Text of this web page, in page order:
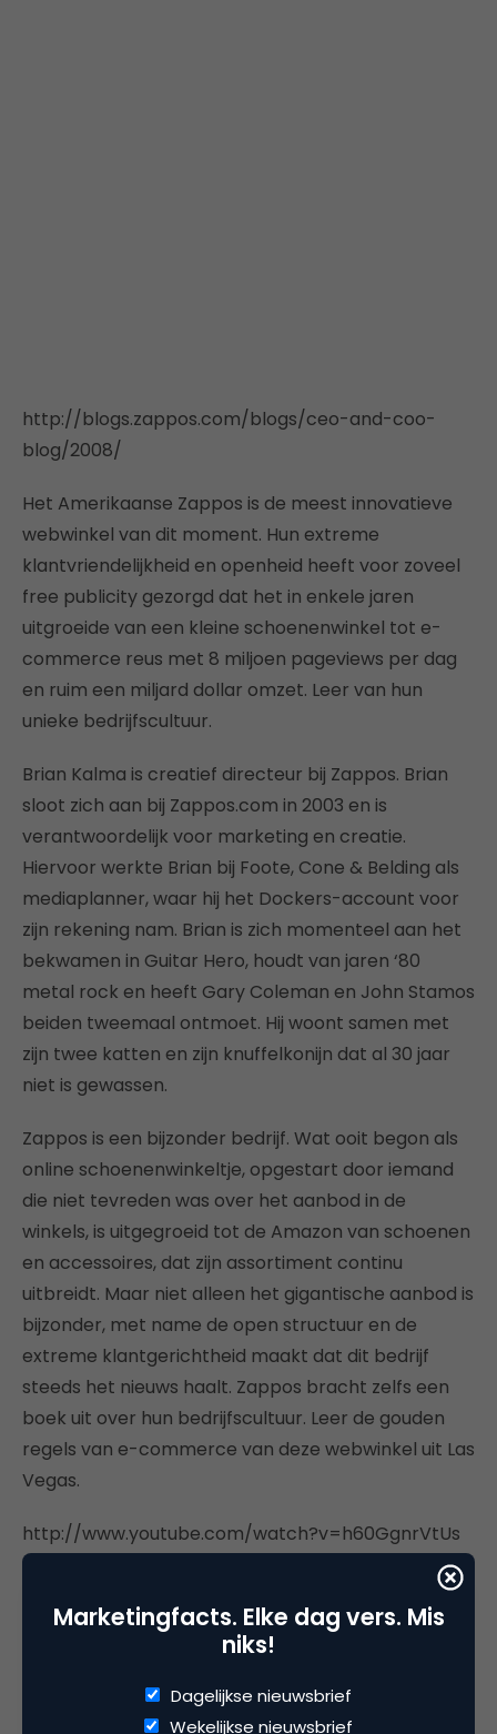
http://blogs.zappos.com/blogs/ceo-and-coo-
blog/2008/
Het Amerikaanse Zappos is de meest innovatieve
webwinkel van dit moment. Hun extreme
klantvriendelijkheid en openheid heeft voor zoveel
free publicity gezorgd dat het in enkele jaren
uitgroeide van een kleine schoenenwinkel tot e-
commerce reus met 8 miljoen pageviews per dag
en ruim een miljard dollar omzet. Leer van hun
unieke bedrijfscultuur.
Brian Kalma is creatief directeur bij Zappos. Brian
sloot zich aan bij Zappos.com in 2003 en is
verantwoordelijk voor marketing en creatie.
Hiervoor werkte Brian bij Foote, Cone & Belding als
mediaplanner, waar hij het Dockers-account voor
zijn rekening nam. Brian is zich momenteel aan het
bekwamen in Guitar Hero, houdt van jaren ‘80
metal rock en heeft Gary Coleman en John Stamos
beiden tweemaal ontmoet. Hij woont samen met
zijn twee katten en zijn knuffelkonijn dat al 30 jaar
niet is gewassen.
Zappos is een bijzonder bedrijf. Wat ooit begon als
online schoenenwinkeltje, opgestart door iemand
die niet tevreden was over het aanbod in de
winkels, is uitgegroeid tot de Amazon van schoenen
en accessoires, dat zijn assortiment continu
uitbreidt. Maar niet alleen het gigantische aanbod is
bijzonder, met name de open structuur en de
extreme klantgerichtheid maakt dat dit bedrijf
steeds het nieuws haalt. Zappos bracht zelfs een
boek uit over hun bedrijfscultuur. Leer de gouden
regels van e-commerce van deze webwinkel uit Las
Vegas.
http://www.youtube.com/watch?v=h60GgnrVtUs
Marketingfacts. Elke dag vers. Mis
niks!
Dagelijkse nieuwsbrief
Wekelijkse nieuwsbrief